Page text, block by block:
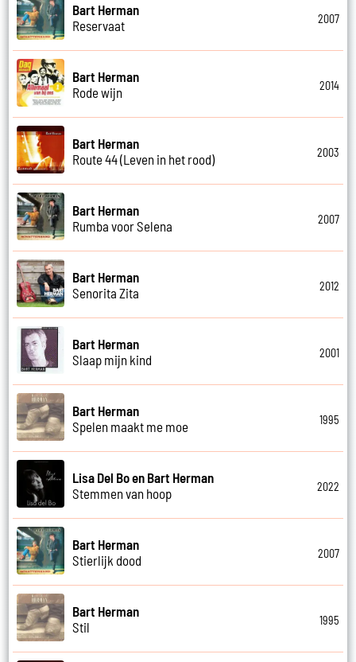
Bart Herman
Reservaat
2007
Bart Herman
Rode wijn
2014
Bart Herman
Route 44 (Leven in het rood)
2003
Bart Herman
Rumba voor Selena
2007
Bart Herman
Senorita Zita
2012
Bart Herman
Slaap mijn kind
2001
Bart Herman
Spelen maakt me moe
1995
Lisa Del Bo en Bart Herman
Stemmen van hoop
2022
Bart Herman
Stierlijk dood
2007
Bart Herman
Stil
1995